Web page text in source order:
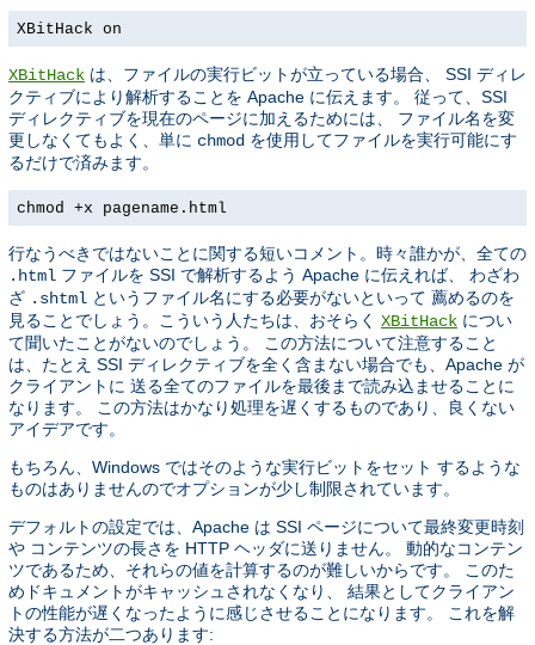
XBitHack on
XBitHack は、ファイルの実行ビットが立っている場合、 SSI ディレ
クティブにより解析することを Apache に伝えます。 従って、SSI
ディレクティブを現在のページに加えるためには、 ファイル名を変
更しなくてもよく、単に chmod を使用してファイルを実行可能にす
るだけで済みます。
chmod +x pagename.html
行なうべきではないことに関する短いコメント。時々誰かが、全ての
.html ファイルを SSI で解析するよう Apache に伝えれば、 わざわ
ざ .shtml というファイル名にする必要がないといって 薦めるのを
見ることでしょう。こういう人たちは、おそらく XBitHack につい
て聞いたことがないのでしょう。 この方法について注意すること
は、たとえ SSI ディレクティブを全く含まない場合でも、Apache が
クライアントに 送る全てのファイルを最後まで読み込ませることに
なります。 この方法はかなり処理を遅くするものであり、良くない
アイデアです。
もちろん、Windows ではそのような実行ビットをセット するような
ものはありませんのでオプションが少し制限されています。
デフォルトの設定では、Apache は SSI ページについて最終変更時刻
や コンテンツの長さを HTTP ヘッダに送りません。 動的なコンテン
ツであるため、それらの値を計算するのが難しいからです。 このた
めドキュメントがキャッシュされなくなり、 結果としてクライアン
トの性能が遅くなったように感じさせることになります。 これを解
決する方法が二つあります: